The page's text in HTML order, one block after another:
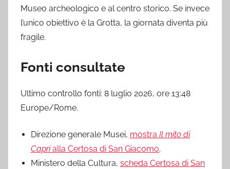
Museo archeologico e al centro storico. Se invece
l’unico obiettivo è la Grotta, la giornata diventa più
fragile.
Fonti consultate
Ultimo controllo fonti: 8 luglio 2026, ore 13:48
Europe/Rome.
Direzione generale Musei, mostra Il mito di
Caprialla Certosa di San Giacomo.
Ministero della Cultura, scheda Certosa di San